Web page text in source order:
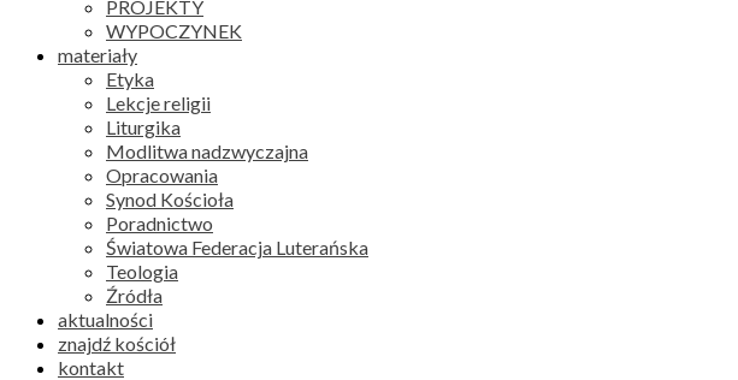
PROJEKTY
WYPOCZYNEK
materiały
Etyka
Lekcje religii
Liturgika
Modlitwa nadzwyczajna
Opracowania
Synod Kościoła
Poradnictwo
Światowa Federacja Luterańska
Teologia
Źródła
aktualności
znajdź kościół
kontakt